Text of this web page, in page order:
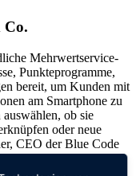
Co.
Mehrwertservice-
Punkteprogramme,
bereit, um Kunden mit
am Smartphone zu
ob sie
oder neue
CEO der Blue Code